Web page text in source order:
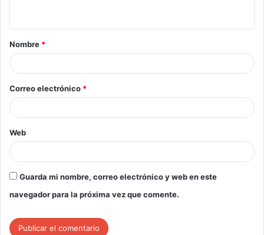
Nombre *
Correo electrónico *
Web
Guarda mi nombre, correo electrónico y web en este
navegador para la próxima vez que comente.